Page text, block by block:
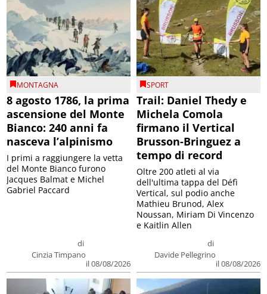
MONTAGNA
8 agosto 1786, la prima
ascensione del Monte
Bianco: 240 anni fa
nasceva l’alpinismo
di
Cinzia Timpano
il 08/08/2026
I primi a raggiungere la vetta
del Monte Bianco furono
Jacques Balmat e Michel
Gabriel Paccard
SPORT
Trail: Daniel Thedy e
Michela Comola
firmano il Vertical
Brusson-Bringuez a
tempo di record
di
Davide Pellegrino
il 08/08/2026
Oltre 200 atleti al via
dell'ultima tappa del Défì
Vertical, sul podio anche
Mathieu Brunod, Alex
Noussan, Miriam Di Vincenzo
e Kaitlin Allen